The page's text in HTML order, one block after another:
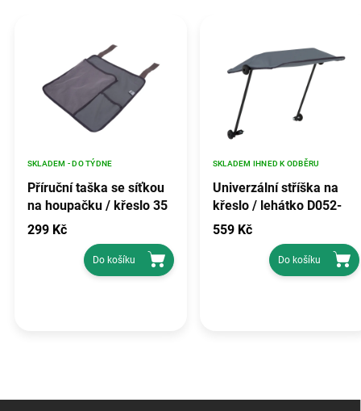
Příruční taška se síťkou
na houpačku / křeslo 35
x 35 cm D031-35CW
SKLADEM - DO TÝDNE
299 Kč
Do košíku
Univerzální stříška na
křeslo / lehátko D052-
16CW PATIO
SKLADEM IHNED K ODBĚRU
559 Kč
Do košíku